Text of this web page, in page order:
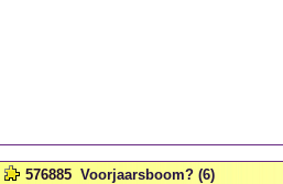
576885 Voorjaarsboom? (6)